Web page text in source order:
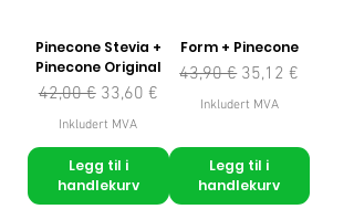
Pinecone Stevia +
Pinecone Original
Vanlig pris
42,00 € Salgspris
33,60 €
Inkludert MVA
Legg til i
handlekurv
Form + Pinecone
Vanlig pris
43,90 € Salgspris
35,12 €
Inkludert MVA
Legg til i
handlekurv